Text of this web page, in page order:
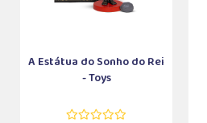
A Estátua do Sonho do Rei
- Toys